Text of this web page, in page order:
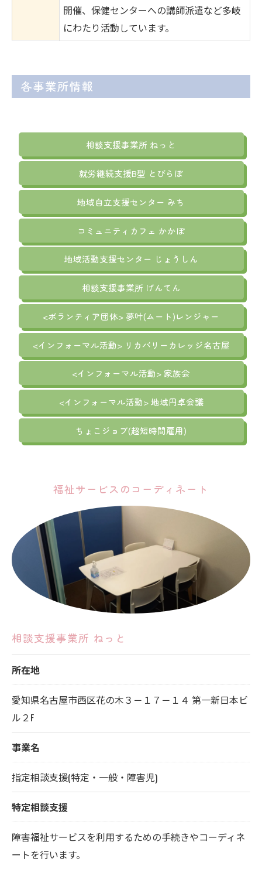
開催、保健センターへの講師派遣など多岐
にわたり活動しています。
各事業所情報
相談支援事業所 ねっと
就労継続支援B型 とびらぼ
地域自立支援センター みち
コミュニティカフェ かかぽ
地域活動支援センター じょうしん
相談支援事業所 げんてん
<ボランティア団体> 夢叶(ムート)レンジャー
<インフォーマル活動> リカバリーカレッジ名古屋
<インフォーマル活動> 家族会
<インフォーマル活動> 地域円卓会議
ちょこジョブ(超短時間雇用)
福祉サービスのコーディネート
相談支援事業所 ねっと
所在地
愛知県名古屋市西区花の木３－１７－１４ 第一新日本ビ
ル２F
事業名
指定相談支援(特定・一般・障害児)
特定相談支援
障害福祉サービスを利用するための手続きやコーディネ
ートを行います。